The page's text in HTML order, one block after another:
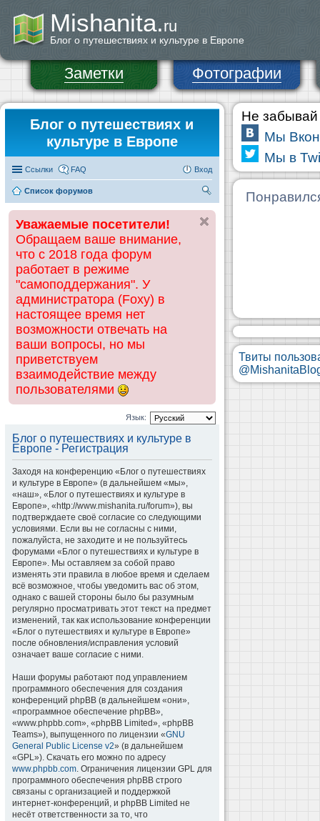
Mishanita.ru
Блог о путешествиях и культуре в Европе
Заметки Фотографии
Блог о путешествиях и
культуре в Европе
Ссылки FAQ Вход
Список форумов
ск
Уважаемые посетители!
Обращаем ваше внимание,
что с 2018 года форум
работает в режиме
"самоподдержания". У
администратора (Foxy) в
настоящее время нет
возможности отвечать на
ваши вопросы, но мы
приветствуем
взаимодействие между
пользователями
Язык:
Блог о путешествиях и культуре в
Европе - Регистрация
Заходя на конференцию «Блог о путешествиях
и культуре в Европе» (в дальнейшем «мы»,
«наш», «Блог о путешествиях и культуре в
Европе», «http://www.mishanita.ru/forum»), вы
подтверждаете своё согласие со следующими
условиями. Если вы не согласны с ними,
пожалуйста, не заходите и не пользуйтесь
форумами «Блог о путешествиях и культуре в
Европе». Мы оставляем за собой право
изменять эти правила в любое время и сделаем
всё возможное, чтобы уведомить вас об этом,
однако с вашей стороны было бы разумным
регулярно просматривать этот текст на предмет
изменений, так как использование конференции
«Блог о путешествиях и культуре в Европе»
после обновления/исправления условий
означает ваше согласие с ними.
Наши форумы работают под управлением
программного обеспечения для создания
конференций phpBB (в дальнейшем «они»,
«программное обеспечение phpBB»,
«www.phpbb.com», «phpBB Limited», «phpBB
Teams»), выпущенного по лицензии «GNU
General Public License v2» (в дальнейшем
«GPL»). Скачать его можно по адресу
www.phpbb.com. Ограничения лицензии GPL для
программного обеспечения phpBB строго
связаны с организацией и поддержкой
интернет-конференций, и phpBB Limited не
несёт ответственности за то, что
Не забывай
Мы
Мы в
Твиты